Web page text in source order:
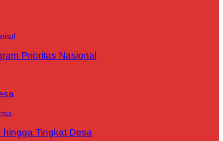
Prioritas Nasional
Tingkat Desa